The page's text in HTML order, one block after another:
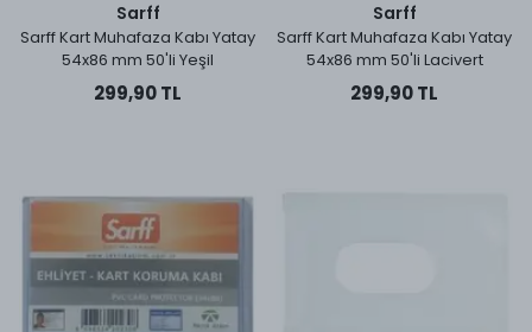
Sarff
Sarff Kart Muhafaza Kabı Yatay
54x86 mm 50'li Yeşil
299,90 TL
Sarff
Sarff Kart Muhafaza Kabı Yatay
54x86 mm 50'li Lacivert
299,90 TL